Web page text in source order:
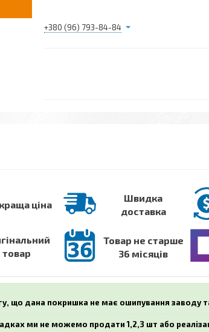
+380 (96) 793-84-84
ціна
Швидка
доставка
товар
Товар не старше
36 місяців
що дана покришка не має ошипування заводу
ми не можемо продати 1,2,3 шт або